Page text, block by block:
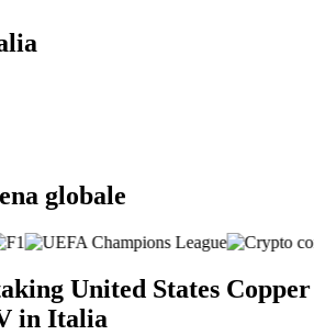
globale
United States Copper
in Italia